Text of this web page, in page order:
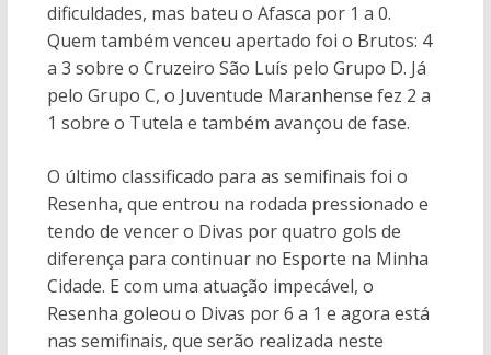
dificuldades, mas bateu o Afasca por 1 a 0.
Quem também venceu apertado foi o Brutos: 4
a 3 sobre o Cruzeiro São Luís pelo Grupo D. Já
pelo Grupo C, o Juventude Maranhense fez 2 a
1 sobre o Tutela e também avançou de fase.
O último classificado para as semifinais foi o
Resenha, que entrou na rodada pressionado e
tendo de vencer o Divas por quatro gols de
diferença para continuar no Esporte na Minha
Cidade. E com uma atuação impecável, o
Resenha goleou o Divas por 6 a 1 e agora está
nas semifinais, que serão realizada neste